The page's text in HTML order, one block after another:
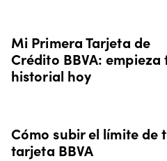
Mi Primera Tarjeta de
Crédito BBVA: empieza
historial hoy
Cómo subir el límite de
tarjeta BBVA